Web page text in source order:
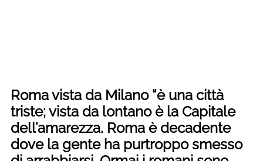
Roma vista da Milano “è una città
triste; vista da lontano è la Capitale
dell’amarezza. Roma è decadente
dove la gente ha purtroppo smesso